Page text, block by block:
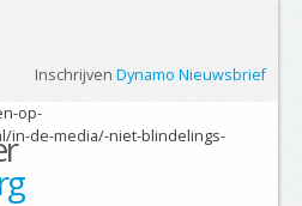
Inschrijven Dynamo Nieuwsbrief
op-
in-de-media/-niet-blindelings-